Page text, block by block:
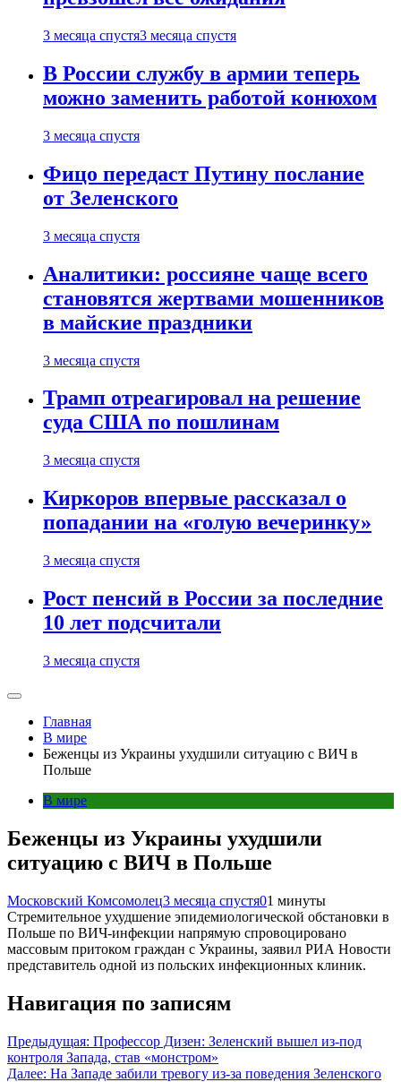
3 месяца спустя3 месяца спустя
В России службу в армии теперь
можно заменить работой конюхом
3 месяца спустя
Фицо передаст Путину послание
от Зеленского
3 месяца спустя
Аналитики: россияне чаще всего
становятся жертвами мошенников
в майские праздники
3 месяца спустя
Трамп отреагировал на решение
суда США по пошлинам
3 месяца спустя
Киркоров впервые рассказал о
попадании на «голую вечеринку»
3 месяца спустя
Рост пенсий в России за последние
10 лет подсчитали
3 месяца спустя
Главная
В мире
Беженцы из Украины ухудшили ситуацию с ВИЧ в
Польше
В мире
Беженцы из Украины ухудшили
ситуацию с ВИЧ в Польше
Московский Комсомолец3 месяца спустя01 минуты
Стремительное ухудшение эпидемиологической обстановки в
Польше по ВИЧ-инфекции напрямую спровоцировано
массовым притоком граждан с Украины, заявил РИА Новости
представитель одной из польских инфекционных клиник.
Навигация по записям
Предыдущая: Профессор Дизен: Зеленский вышел из-под
контроля Запада, став «монстром»
Далее: На Западе забили тревогу из-за поведения Зеленского